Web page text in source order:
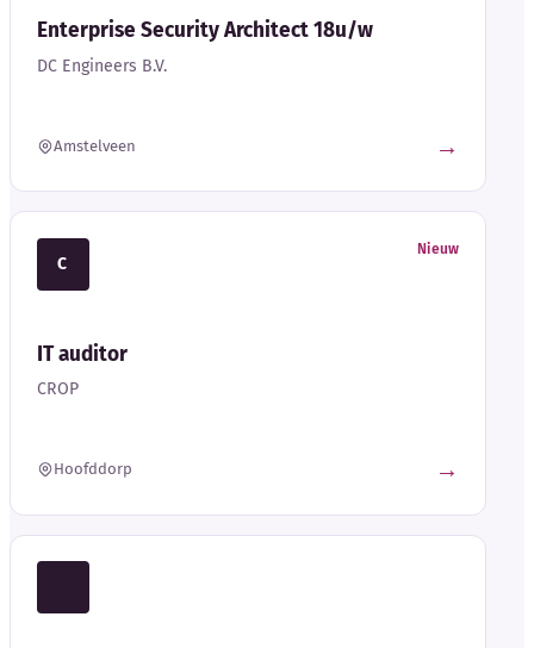
Enterprise Security Architect 18u/w
DC Engineers B.V.
Amstelveen →
C
Nieuw
IT auditor
CROP
Hoofddorp →